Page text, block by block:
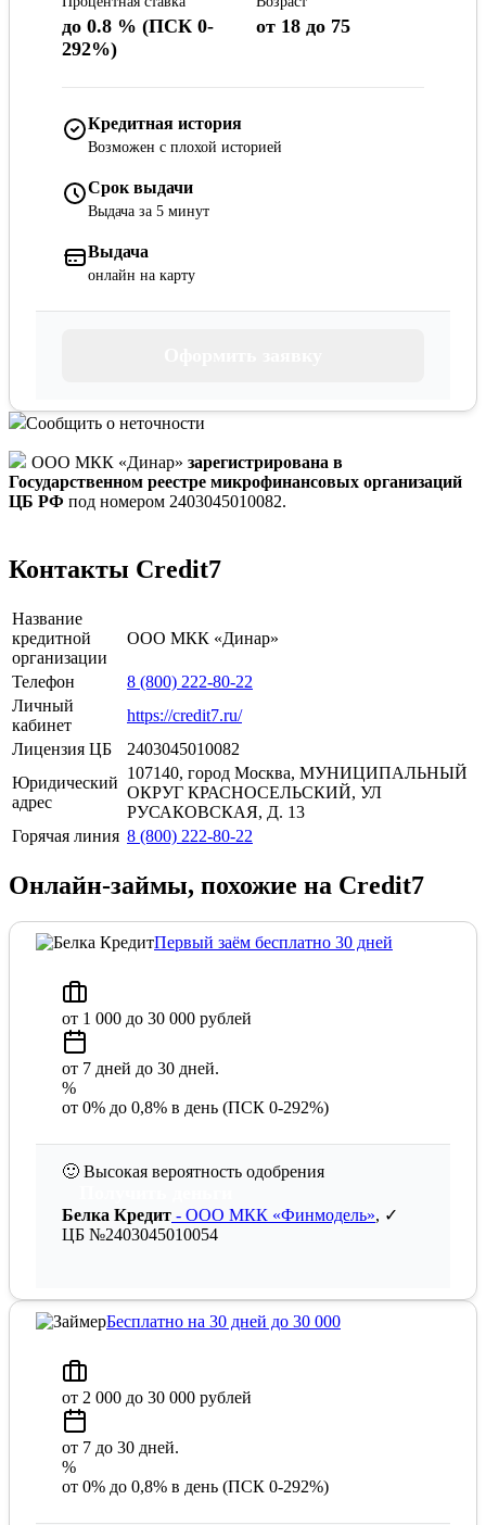
до 0.8 % (ПСК 0-
292%)
от 18 до 75
Кредитная история
Возможен с плохой историей
Срок выдачи
Выдача за 5 минут
Выдача
онлайн на карту
Сообщить о неточности
ООО МКК «Динар» зарегистрирована в
Государственном реестре микрофинансовых организаций
ЦБ РФ под номером 2403045010082.
Контакты Credit7
Название
кредитной
организации
ООО МКК «Динар»
Телефон
8 (800) 222-80-22
Личный
кабинет
https://credit7.ru/
Лицензия ЦБ
2403045010082
Юридический
адрес
107140, город Москва, МУНИЦИПАЛЬНЫЙ
ОКРУГ КРАСНОСЕЛЬСКИЙ, УЛ
РУСАКОВСКАЯ, Д. 13
Горячая линия 8 (800) 222-80-22
Онлайн-займы, похожие на Credit7
Первый заём бесплатно 30 дней
от 1 000 до 30 000 рублей
от 7 дней до 30 дней.
%
от 0% до 0,8% в день (ПСК 0-292%)
🙂 Высокая вероятность одобрения
Белка Кредит - ООО МКК «Финмодель», ✓
ЦБ №2403045010054
Бесплатно на 30 дней до 30 000
от 2 000 до 30 000 рублей
от 7 до 30 дней.
%
от 0% до 0,8% в день (ПСК 0-292%)